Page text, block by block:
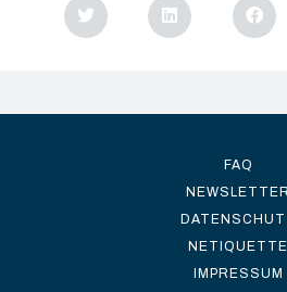
FAQ
NEWSLETTER
NETIQUETTE
IMPRESSUM